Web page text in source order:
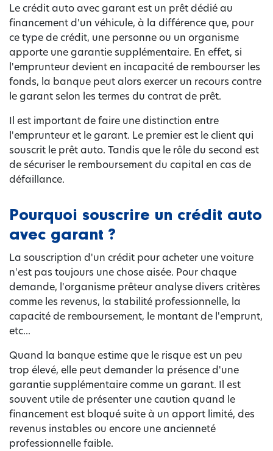
Le crédit auto avec garant est un prêt dédié au
financement d'un véhicule, à la différence que, pour
ce type de crédit, une personne ou un organisme
apporte une garantie supplémentaire. En effet, si
l'emprunteur devient en incapacité de rembourser les
fonds, la banque peut alors exercer un recours contre
le garant selon les termes du contrat de prêt.
Il est important de faire une distinction entre
l'emprunteur et le garant. Le premier est le client qui
souscrit le prêt auto. Tandis que le rôle du second est
de sécuriser le remboursement du capital en cas de
défaillance.
Pourquoi souscrire un crédit auto
avec garant ?
La souscription d'un crédit pour acheter une voiture
n'est pas toujours une chose aisée. Pour chaque
demande, l'organisme prêteur analyse divers critères
comme les revenus, la stabilité professionnelle, la
capacité de remboursement, le montant de l'emprunt,
etc...
Quand la banque estime que le risque est un peu
trop élevé, elle peut demander la présence d'une
garantie supplémentaire comme un garant. Il est
souvent utile de présenter une caution quand le
financement est bloqué suite à un apport limité, des
revenus instables ou encore une ancienneté
professionnelle faible.